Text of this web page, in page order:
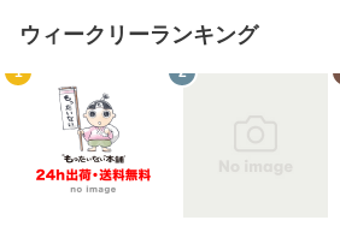
ウィークリーランキング
1 2